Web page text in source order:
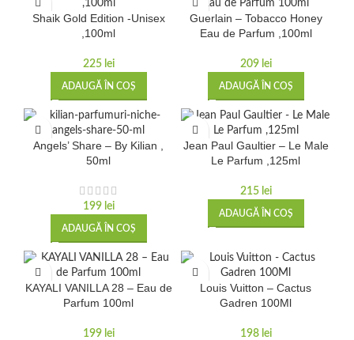
Shaik Gold Edition -Unisex
,100ml
225 lei
ADAUGĂ ÎN COȘ
Guerlain – Tobacco Honey
Eau de Parfum ,100ml
209 lei
ADAUGĂ ÎN COȘ
Angels’ Share – By Kilian ,
50ml
199 lei
ADAUGĂ ÎN COȘ
Jean Paul Gaultier – Le Male
Le Parfum ,125ml
215 lei
ADAUGĂ ÎN COȘ
KAYALI VANILLA 28 – Eau de
Parfum 100ml
199 lei
Louis Vuitton – Cactus
Gadren 100Ml
198 lei